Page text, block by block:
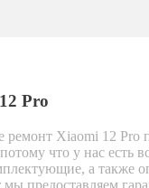
Pro
ремонт Xiaomi 12 Pro
что у нас есть
а также
мы предоставляем